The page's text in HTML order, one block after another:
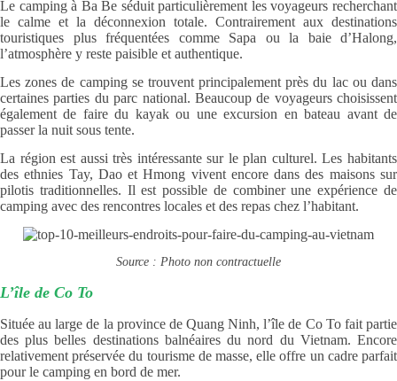
Le camping à Ba Be séduit particulièrement les voyageurs recherchant
le calme et la déconnexion totale. Contrairement aux destinations
touristiques plus fréquentées comme Sapa ou la baie d’Halong,
l’atmosphère y reste paisible et authentique.
Les zones de camping se trouvent principalement près du lac ou dans
certaines parties du parc national. Beaucoup de voyageurs choisissent
également de faire du kayak ou une excursion en bateau avant de
passer la nuit sous tente.
La région est aussi très intéressante sur le plan culturel. Les habitants
des ethnies Tay, Dao et Hmong vivent encore dans des maisons sur
pilotis traditionnelles. Il est possible de combiner une expérience de
camping avec des rencontres locales et des repas chez l’habitant.
Source : Photo non contractuelle
L’île de Co To
Située au large de la province de Quang Ninh, l’île de Co To fait partie
des plus belles destinations balnéaires du nord du Vietnam. Encore
relativement préservée du tourisme de masse, elle offre un cadre parfait
pour le camping en bord de mer.